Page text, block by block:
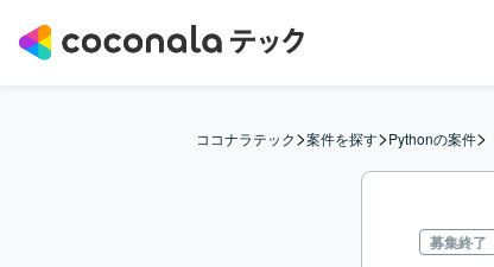
ココナラテック>案件を探す>Pythonの案件>
募集終了